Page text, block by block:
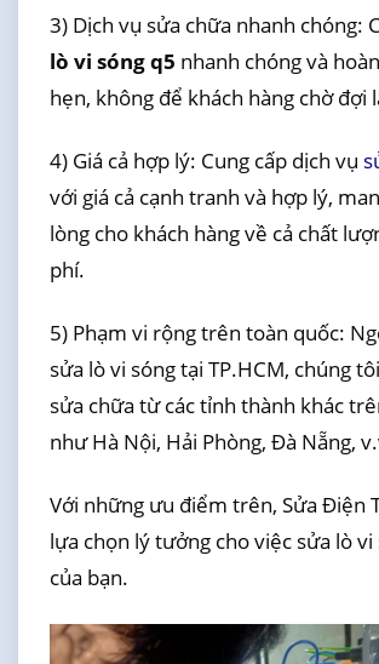
3) Dịch vụ sửa chữa nhanh chóng:
lò vi sóng q5 nhanh chóng và
hẹn, không để khách hàng chờ đợi
4) Giá cả hợp lý: Cung cấp dịch vụ
với giá cả cạnh tranh và hợp lý,
lòng cho khách hàng về cả chất
phí.
5) Phạm vi rộng trên toàn quốc:
sửa lò vi sóng tại TP.HCM, chúng
sửa chữa từ các tỉnh thành khác
như Hà Nội, Hải Phòng, Đà Nẵng,
Với những ưu điểm trên, Sửa Điện
lựa chọn lý tưởng cho việc sửa lò vi
của bạn.